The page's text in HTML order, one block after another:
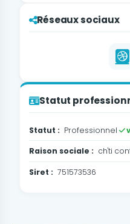
Réseaux sociaux
Statut
Statut : Professionnel
Raison sociale : ch'ti
Siret : 751573536